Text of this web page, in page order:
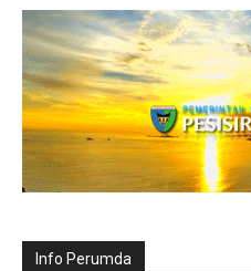
Info Perumda